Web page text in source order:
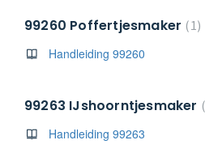
99260 Poffertjesmaker
1
Handleiding 99260
99263 IJshoorntjesmaker
Handleiding 99263